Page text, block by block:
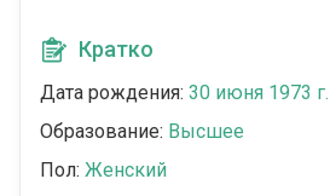
Кратко
Дата рождения: 30 июня 1973 г.
Образование: Высшее
Пол: Женский